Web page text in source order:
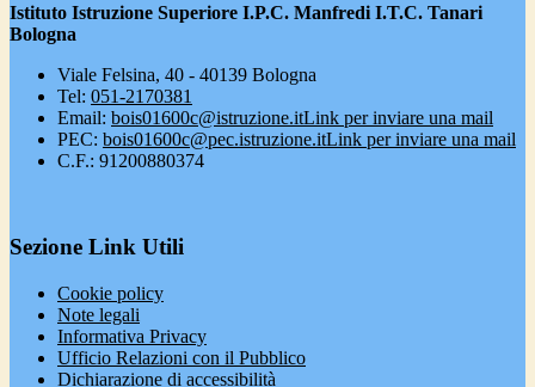
Istituto Istruzione Superiore I.P.C. Manfredi I.T.C. Tanari
Bologna
Viale Felsina, 40 - 40139 Bologna
Tel: 051-2170381
Email: bois01600c@istruzione.itLink per inviare una mail
PEC: bois01600c@pec.istruzione.itLink per inviare una mail
C.F.: 91200880374
Sezione Link Utili
Cookie policy
Note legali
Informativa Privacy
Ufficio Relazioni con il Pubblico
Dichiarazione di accessibilità